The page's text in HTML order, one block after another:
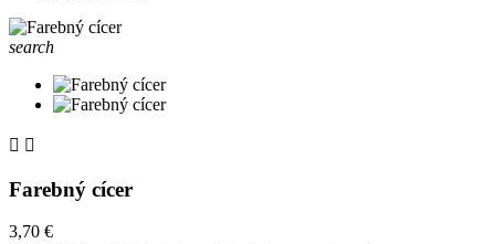
search
 
Farebný cícer
3,70 €